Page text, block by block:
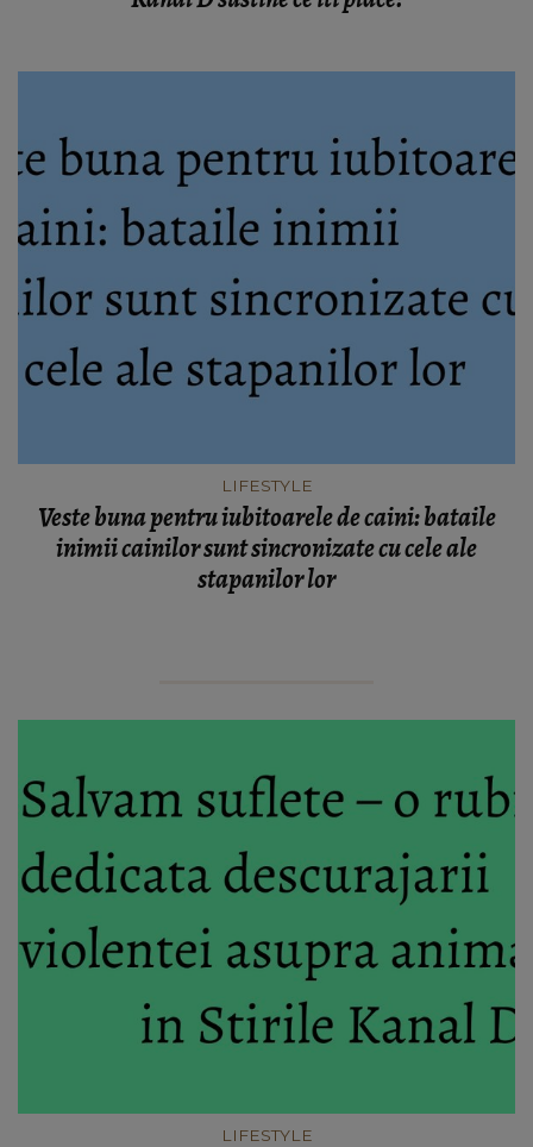
LIFESTYLE
Veste buna pentru iubitoarele de caini: bataile
inimii cainilor sunt sincronizate cu cele ale
stapanilor lor
LIFESTYLE